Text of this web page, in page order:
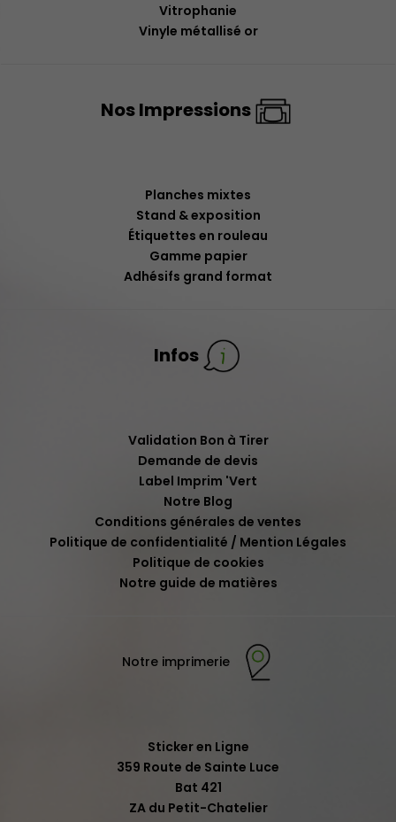
Vitrophanie
Vinyle métallisé or
Nos Impressions
Planches mixtes
Stand & exposition
Étiquettes en rouleau
Gamme papier
Adhésifs grand format
Infos
Validation Bon à Tirer
Demande de devis
Label Imprim 'Vert
Notre Blog
Conditions générales de ventes
Politique de confidentialité / Mention Légales
Politique de cookies
Notre guide de matières
Notre imprimerie
Sticker en Ligne
359 Route de Sainte Luce
Bat 421
ZA du Petit-Chatelier